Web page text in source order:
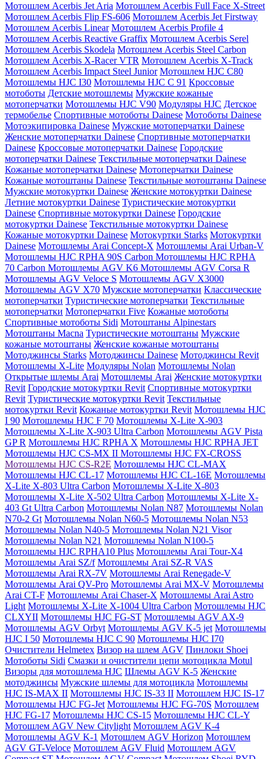
Мотошлем Acerbis Jet Aria Мотошлем Acerbis Full Face X-Street
Мотошлем Acerbis Flip FS-606 Мотошлем Acerbis Jet Firstway
Мотошлем Acerbis Linear Мотошлем Acerbis Profile 4
Мотошлем Acerbis Reactive Graffix Мотошлем Acerbis Serel
Мотошлем Acerbis Skodela Мотошлем Acerbis Steel Carbon
Мотошлем Acerbis X-Racer VTR Мотошлем Acerbis X-Track
Мотошлем Acerbis Impact Steel Junior Мотошлем HJC C80
Мотошлемы HJC I30 Мотошлемы HJC C 91 Кроссовые
мотоботы Детские мотошлемы Мужские кожаные
мотоперчатки Мотошлемы HJC V90 Модуляры HJC Детское
термобелье Спортивные мотоботы Dainese Мотоботы Dainese
Мотоэкипировка Dainese Мужские мотоперчатки Dainese
Женские мотоперчатки Dainese Спортивные мотоперчатки
Dainese Кроссовые мотоперчатки Dainese Городские
мотоперчатки Dainese Текстильные мотоперчатки Dainese
Кожаные мотоперчатки Dainese Мотоперчатки Dainese
Кожаные мотоштаны Dainese Текстильные мотоштаны Dainese
Мужские мотокуртки Dainese Женские мотокуртки Dainese
Летние мотокуртки Dainese Туристические мотокуртки
Dainese Спортивные мотокуртки Dainese Городские
мотокуртки Dainese Текстильные мотокуртки Dainese
Кожаные мотокуртки Dainese Мотокуртки Starks Мотокуртки
Dainese Мотошлемы Arai Concept-X Мотошлемы Arai Urban-V
Мотошлемы HJC RPHA 90S Carbon Мотошлемы HJC RPHA
70 Carbon Мотошлемы AGV K6 Мотошлемы AGV Corsa R
Мотошлемы AGV Veloce S Мотошлемы AGV X3000
Мотошлемы AGV X70 Мужские мотоперчатки Классические
мотоперчатки Туристические мотоперчатки Текстильные
мотоперчатки Мотоперчатки Five Кожаные мотоботы
Спортивные мотоботы Sidi Мотоштаны Alpinestars
Мотоштаны Macna Туристические мотоштаны Мужские
кожаные мотоштаны Женские кожаные мотоштаны
Мотоджинсы Starks Мотоджинсы Dainese Мотоджинсы Revit
Мотошлемы X-Lite Модуляры Nolan Мотошлемы Nolan
Открытые шлемы Arai Мотошлемы Arai Женские мотокуртки
Revit Городские мотокуртки Revit Cпортивные мотокуртки
Revit Туристические мотокуртки Revit Текстильные
мотокуртки Revit Кожаные мотокуртки Revit Мотошлемы HJC
I 90 Мотошлемы HJC F 70 Мотошлемы X-Lite X-903
Мотошлемы X-Lite X-903 Ultra Carbon Мотошлемы AGV Pista
GP R Мотошлемы HJC RPHA X Мотошлемы HJC RPHA JET
Мотошлемы HJC CS-MX II Мотошлемы HJC FX-CROSS
Мотошлемы HJC CS-R2E Мотошлемы HJC CL-MAX
Мотошлемы HJC CL-17 Мотошлемы HJC CL-16E Мотошлемы
X-Lite X-803 Ultra Carbon Мотошлемы X-Lite X-803
Мотошлемы X-Lite X-502 Ultra Carbon Мотошлемы X-Lite X-
403 Gt Ultra Carbon Мотошлемы Nolan N87 Мотошлемы Nolan
N70-2 Gt Мотошлемы Nolan N60-5 Мотошлемы Nolan N53
Мотошлемы Nolan N40-5 Мотошлемы Nolan N21 Visor
Мотошлемы Nolan N21 Мотошлемы Nolan N100-5
Мотошлемы HJC RPHA10 Plus Мотошлемы Arai Tour-X4
Мотошлемы Arai SZ/f Мотошлемы Arai SZ-R VAS
Мотошлемы Arai RX-7V Мотошлемы Arai Renegade-V
Мотошлемы Arai QV-Pro Мотошлемы Arai MX-V Мотошлемы
Arai CT-F Мотошлемы Arai Chaser-X Мотошлемы Arai Astro
Light Мотошлемы X-Lite X-1004 Ultra Carbon Мотошлемы HJC
CLXYII Мотошлемы HJC FG-ST Мотошлемы AGV AX-9
Мотошлемы AGV Orbyt Мотошлемы AGV K-5 jet Мотошлемы
HJC I 50 Мотошлемы HJC C 90 Мотошлемы HJC I70
Очистители Helmetex Визор на шлем AGV Пинлоки Shoei
Мотоботы Sidi Смазки и очистители цепи мотоцикла Motul
Визоры для мотошлема HJC Шлемы AGV K-5 Женские
мотоджинсы Мужские шлемы для мотоцикла Мотошлемы
HJC IS-MAX II Мотошлемы HJC IS-33 II Мотошлем HJC IS-17
Мотошлемы HJC FG-Jet Мотошлемы HJC FG-70S Мотошлем
HJC FG-17 Мотошлемы HJC CS-15 Мотошлемы HJC CL-Y
Мотошлем AGV New Citylight Мотошлем AGV K-4
Мотошлемы AGV K-1 Мотошлем AGV Horizon Мотошлем
AGV GT-Veloce Мотошлем AGV Fluid Мотошлем AGV